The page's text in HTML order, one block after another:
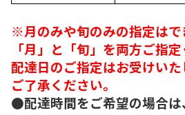
※月のみや旬のみの指定はで
「月」と「旬」を両方ご指定
配達日のご指定はお受けいた
ご了承ください。
●配達時間をご希望の場合は